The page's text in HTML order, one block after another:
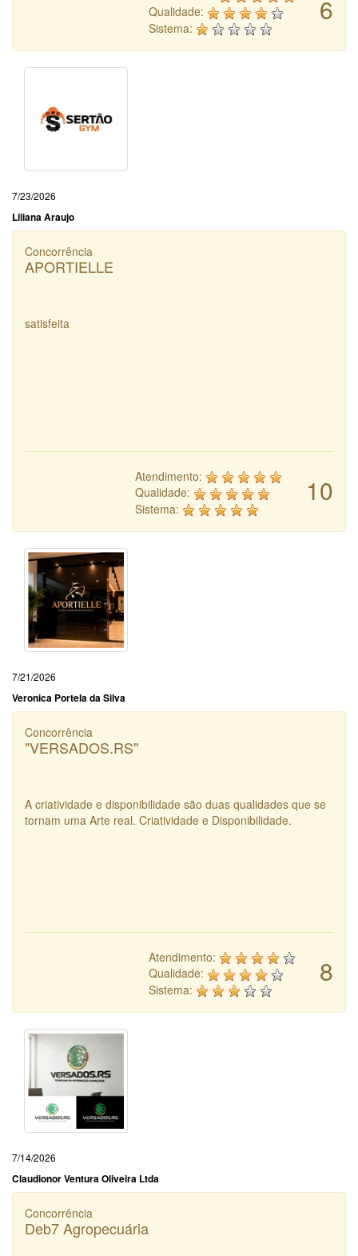
6
Qualidade:
Sistema:
7/23/2026
Liliana Araujo
Concorrência
APORTIELLE
satisfeita
10
Atendimento:
Qualidade:
Sistema:
7/21/2026
Veronica Portela da Silva
Concorrência
"VERSADOS.RS"
A criatividade e disponibilidade são duas qualidades que se
tornam uma Arte real. Criatividade e Disponibilidade.
8
Atendimento:
Qualidade:
Sistema:
7/14/2026
Claudionor Ventura Oliveira Ltda
Concorrência
Deb7 Agropecuária